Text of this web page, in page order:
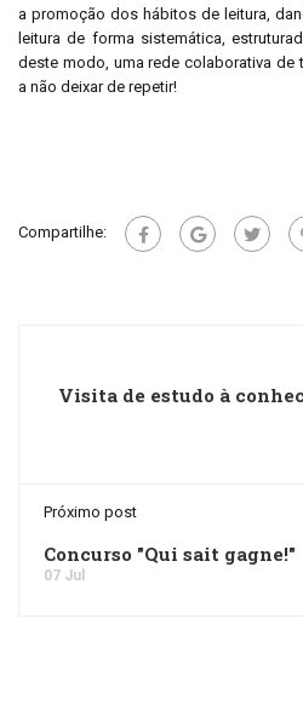
a promoção dos hábitos de leitura,
leitura de forma sistemática,
deste modo, uma rede colaborativa de
a não deixar de repetir!
Compartilhe:
Visita de estudo à
Próximo post
Concurso "Qui sait gagne!"
07 Jul